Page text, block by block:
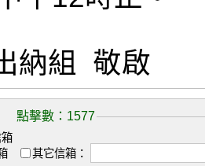
點擊數：1577
其它信箱：